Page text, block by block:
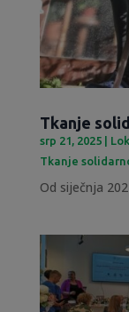
Tkanje
srp 21, 2025|
Tkanje
Od siječnja